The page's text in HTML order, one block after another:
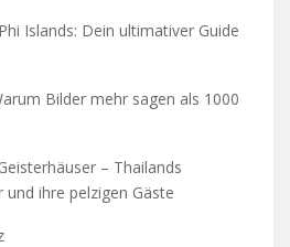
Islands: Dein ultimativer Guide
Bilder mehr sagen als 1000
– Thailands
ihre pelzigen Gäste